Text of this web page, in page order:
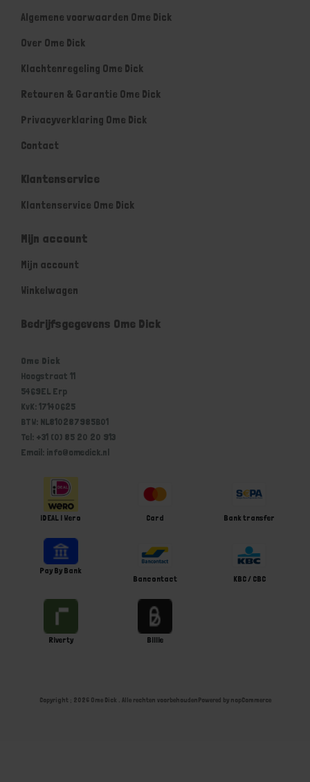
Algemene voorwaarden Ome Dick
Over Ome Dick
Klachtenregeling Ome Dick
Retouren & Garantie Ome Dick
Privacyverklaring Ome Dick
Contact
Klantenservice
Klantenservice Ome Dick
Mijn account
Mijn account
Winkelwagen
Bedrijfsgegevens Ome Dick
Ome Dick
Hoogstraat 11
5469EL Erp
KvK: 17140625
BTW: NL810287985B01
Tel: +31 (0) 85 20 20 913
Email: info@omedick.nl
iDEAL | Wero Card Bank transfer
Pay By Bank
Bancontact
KBC / CBC
Riverty Billie
Copyright ; 2026 Ome Dick . Alle rechten voorbehoudenPowered by nopCommerce